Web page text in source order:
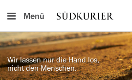
Menü
Wir lassen nur die Hand los,
nicht den Menschen.